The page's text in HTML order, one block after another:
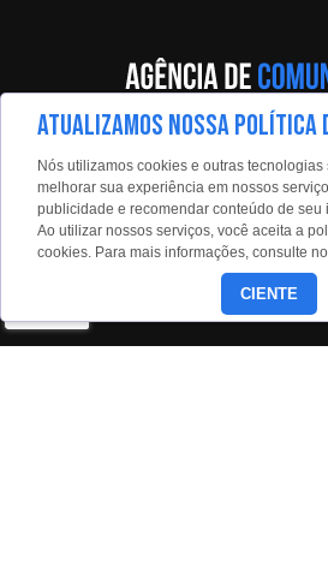
Av. Eng. Caetano Álvares,
Limão, São Paulo,
Contato:
(11)99350-
ATUALIZAMOS NOSSA POLÍTICA
Nós utilizamos cookies e outras
melhorar sua experiência em nossos
publicidade e recomendar conteúdo de seu
Ao utilizar nossos serviços, você aceita a
cookies. Para mais informações, consulte
CIENTE